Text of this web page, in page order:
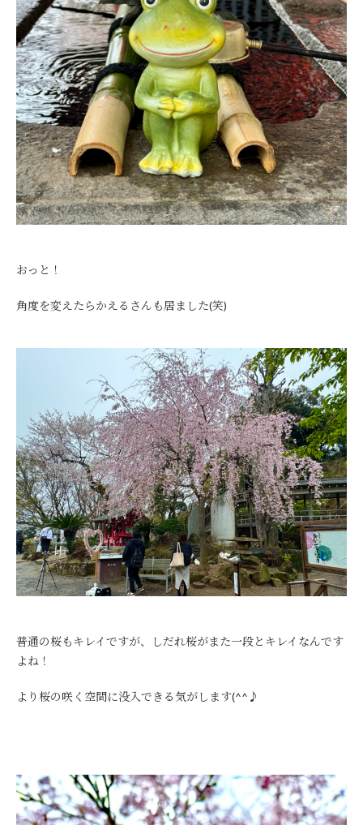
おっと！
角度を変えたらかえるさんも居ました(笑)
普通の桜もキレイですが、しだれ桜がまた一段とキレイなんです
よね！
より桜の咲く空間に没入できる気がします(^^♪